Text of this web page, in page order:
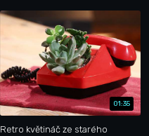
01:35
Retro květináč ze starého